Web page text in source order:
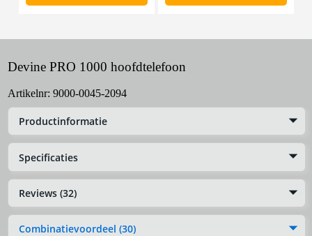
Devine PRO 1000 hoofdtelefoon
Artikelnr: 9000-0045-2094
Productinformatie
Specificaties
Reviews (32)
Combinatievoordeel (30)